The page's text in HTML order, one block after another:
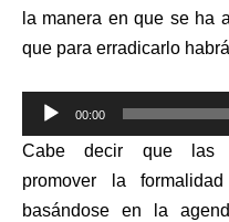
la manera en que se ha
que para erradicarlo
Reproductor
de
audio
00:00
Cabe decir que las
promover la
basándose en la